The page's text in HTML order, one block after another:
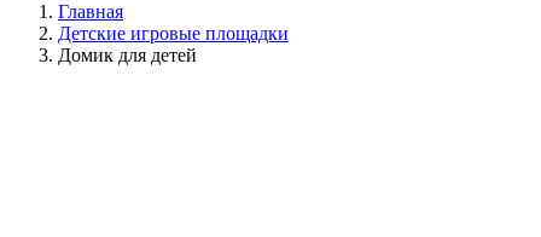
Главная
Детские игровые площадки
Домик для детей